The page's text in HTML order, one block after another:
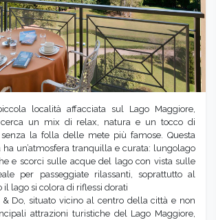
località affacciata sul Lago Maggiore,
un mix di relax, natura e un tocco di
la folla delle mete più famose. Questa
ha un’atmosfera tranquilla e curata: lungolago
e scorci sulle acque del lago con vista sulle
per passeggiate rilassanti, soprattutto al
lago si colora di riflessi dorati
& Do, situato vicino al centro della città e non
attrazioni turistiche del Lago Maggiore,